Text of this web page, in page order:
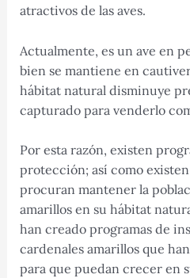
atractivos de las aves.
Actualmente, es un ave en
bien se mantiene en
hábitat natural disminuye
capturado para venderlo
Por esta razón, existen
protección; así como
procuran mantener la
amarillos en su hábitat
han creado programas de
cardenales amarillos que
para que puedan crecer en